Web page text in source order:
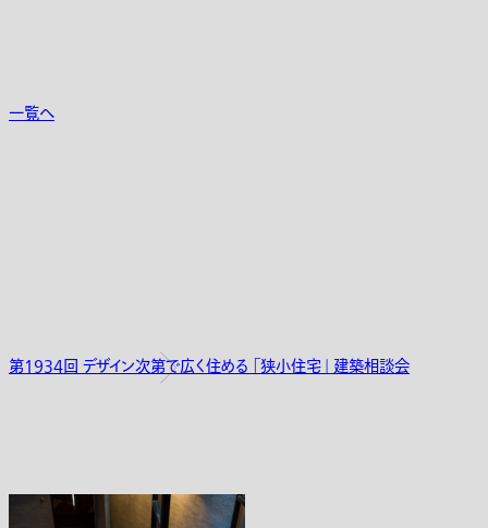
一覧へ
第1934回 デザイン次第で広く住める 「狭小住宅」 建築相談会